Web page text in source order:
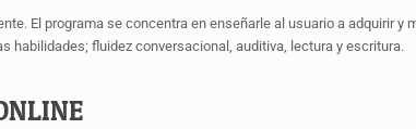
El programa se concentra en enseñarle al usuario a adquirir
habilidades; fluidez conversacional, auditiva, lectura y escritura.